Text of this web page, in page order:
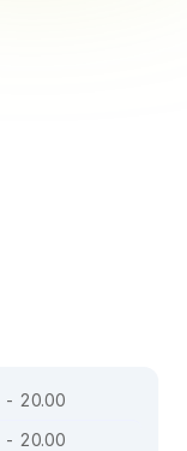
- 20.00
- 20.00